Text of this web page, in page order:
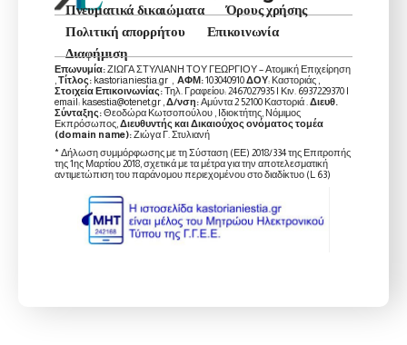
Πνευματικά δικαιώματα
Όρους χρήσης
Πολιτική απορρήτου
Επικοινωνία
Διαφήμιση
Επωνυμία:ΖΙΩΓΑ ΣΤΥΛΙΑΝΗ ΤΟΥ ΓΕΩΡΓΙΟΥ – Ατομική Επιχείρηση
Τίτλος: kastorianiestia.gr , ΑΦΜ:103040910ΔΟΥ: Καστοριάς ,
Στοιχεία Επικοινωνίας:Τηλ. Γραφείου: 2467027935 | Κιν. 6937229370 |
email: kasestia@otenet.gr , Δ/νση:Αμύντα 2 52100 Καστοριά . Διευθ.
Σύνταξης:Θεοδώρα Κωτσοπούλου , Ιδιοκτήτης, Νόμιμος
Εκπρόσωπος, Διευθυντής και Δικαιούχος ονόματος τομέα
(domain name):Ζιώγα Γ. Στυλιανή
* Δήλωση συμμόρφωσης με τη Σύσταση (ΕΕ) 2018/334 της Επιτροπής
της 1ης Μαρτίου 2018, σχετικά με τα μέτρα για την αποτελεσματική
αντιμετώπιση του παράνομου περιεχομένου στο διαδίκτυο (L 63)